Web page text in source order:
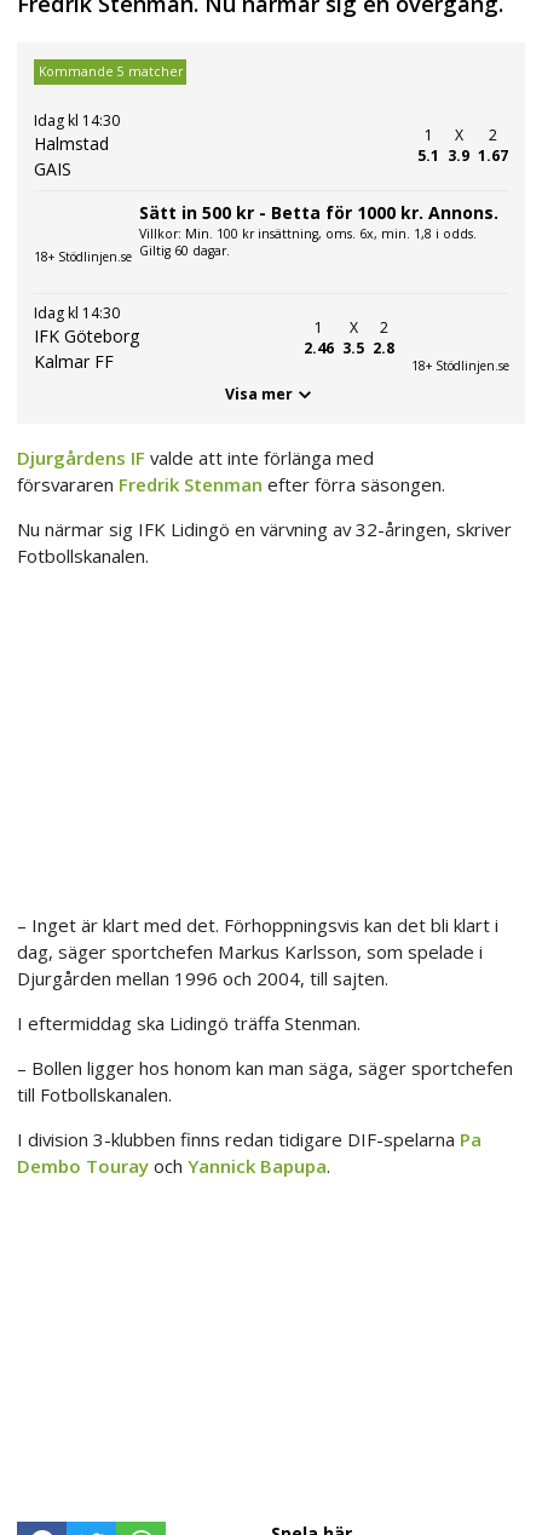
Kommande 5 matcher
Idag kl 14:30
Halmstad
GAIS
1
5.1
X
3.9
2
1.67
18+ Stödlinjen.se
Sätt in 500 kr - Betta för 1000 kr. Annons.
Villkor: Min. 100 kr insättning, oms. 6x, min. 1,8 i odds.
Giltig 60 dagar.
Idag kl 14:30
IFK Göteborg
Kalmar FF
1
2.46
X
3.5
2
2.8
18+ Stödlinjen.se
Visa mer
Djurgårdens IF valde att inte förlänga med
försvararen Fredrik Stenman efter förra säsongen.
Nu närmar sig IFK Lidingö en värvning av 32-åringen, skriver
Fotbollskanalen.
– Inget är klart med det. Förhoppningsvis kan det bli klart i
dag, säger sportchefen Markus Karlsson, som spelade i
Djurgården mellan 1996 och 2004, till sajten.
I eftermiddag ska Lidingö träffa Stenman.
– Bollen ligger hos honom kan man säga, säger sportchefen
till Fotbollskanalen.
I division 3-klubben finns redan tidigare DIF-spelarna Pa
Dembo Touray och Yannick Bapupa.